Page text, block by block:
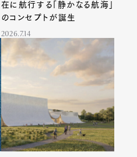
在に航行する「静かなる航海」
のコンセプトが誕生
2026.7.14